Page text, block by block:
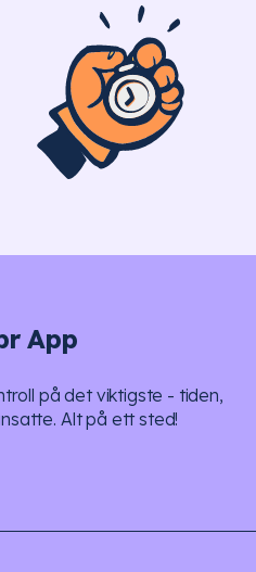
App
på det viktigste - tiden,
Alt på ett sted!